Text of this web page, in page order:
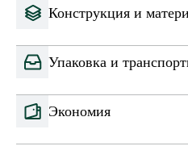
Конструкция и
Упаковка и
Экономия